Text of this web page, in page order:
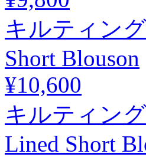
キルティン
Short Blouson
¥10,600
キルティン
Lined Short